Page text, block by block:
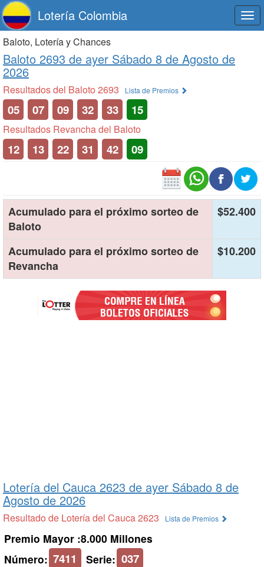
Lotería Colombia
Baloto, Lotería y Chances
Baloto 2693 de ayer Sábado 8 de Agosto de
2026
Resultados del Baloto 2693 Lista de Premios
05 07 09 32 33 15
Resultados Revancha del Baloto
12 13 22 31 42 09
Acumulado para el próximo sorteo de
Baloto
$52.400
Acumulado para el próximo sorteo de
Revancha
$10.200
Lotería del Cauca 2623 de ayer Sábado 8 de
Agosto de 2026
Resultado de Lotería del Cauca 2623 Lista de Premios
Premio Mayor :8.000 Millones
Número: 7411 Serie: 037